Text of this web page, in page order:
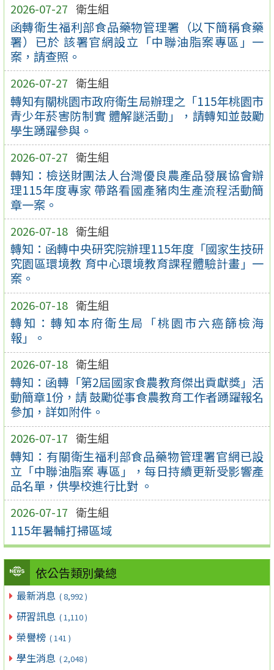
2026-07-27 衛生組
函轉衛生福利部食品藥物管理署（以下簡稱食藥
署）已於 該署官網設立「中聯油脂案專區」一
案，請查照。
2026-07-27 衛生組
轉知有關桃園市政府衛生局辦理之「115年桃園市
青少年菸害防制實 體解謎活動」，請轉知並鼓勵
學生踴躍參與。
2026-07-27 衛生組
轉知：檢送財團法人台灣優良農產品發展協會辦
理115年度專家 帶路看國產豬肉生產流程活動簡
章一案。
2026-07-18 衛生組
轉知：函轉中央研究院辦理115年度「國家生技研
究園區環境教 育中心環境教育課程體驗計畫」一
案。
2026-07-18 衛生組
轉知：轉知本府衛生局「桃園市六癌篩檢海
報」。
2026-07-18 衛生組
轉知：函轉「第2屆國家食農教育傑出貢獻獎」活
動簡章1份，請 鼓勵從事食農教育工作者踴躍報名
參加，詳如附件。
2026-07-17 衛生組
轉知：有關衛生福利部食品藥物管理署官網已設
立「中聯油脂案 專區」，每日持續更新受影響產
品名單，供學校進行比對 。
2026-07-17 衛生組
115年暑輔打掃區域
依公告類別彙總
最新消息 ( 8,992 )
研習訊息 ( 1,110 )
榮譽榜 ( 141 )
學生消息 ( 2,048 )